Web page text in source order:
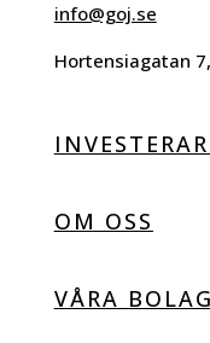
info@goj.se
Hortensiagatan
OM OSS
VÅRA BOLAG